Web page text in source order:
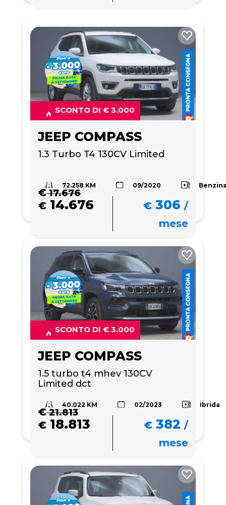
SCONTO DI € 3.000
JEEP COMPASS
1.3 Turbo T4 130CV Limited
72.258 KM 09/2020
€17.676
€ 14.676 € 306 /
mese
SCONTO DI € 3.000
JEEP COMPASS
1.5 turbo t4 mhev 130CV
Limited dct
40.022 KM 02/2023 Ibrida
€21.813
€ 18.813 € 382 /
mese